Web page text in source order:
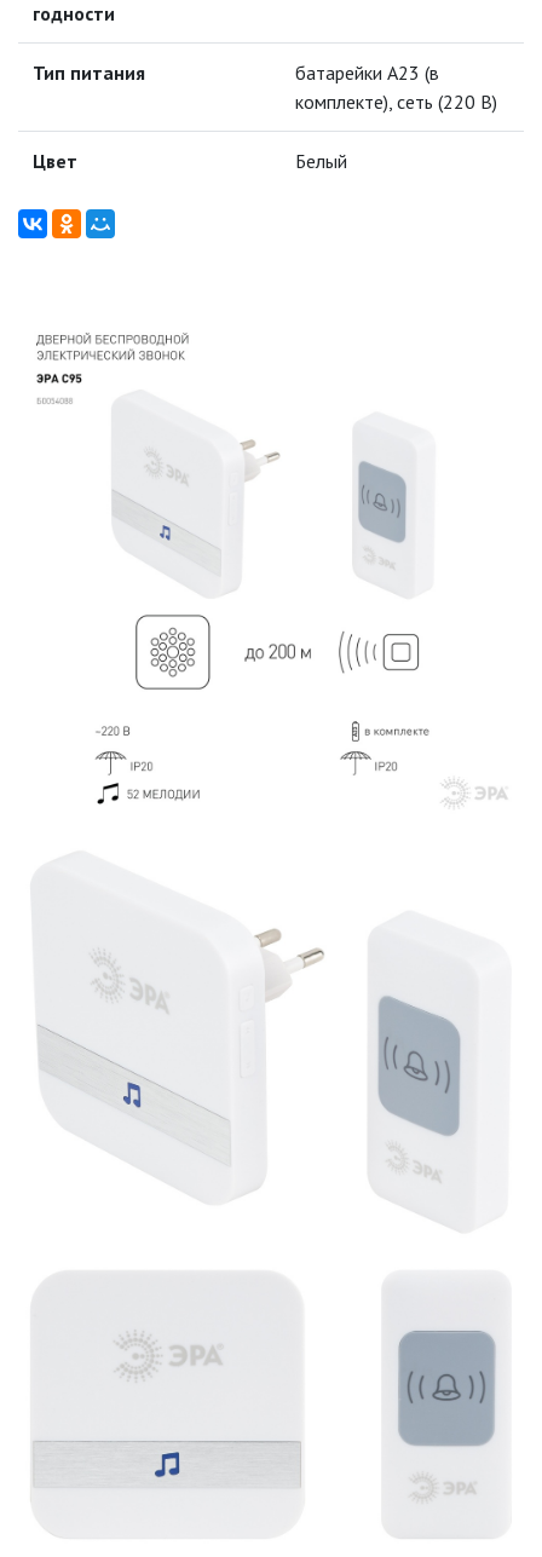
УЛИЧНОЕ ОСВЕЩЕНИЕ НА
СОЛНЕЧНЫХ БАТАРЕЯХ
ЭЛЕКТРОУСТАНОВОЧНЫЕ
ИЗДЕЛИЯ
ЭЛЕМЕНТЫ ПИТАНИЯ
ЗАДАТЬ ВОПРОС
годности
Тип питания
батарейки А23 (в
комплекте), сеть (220 В)
Цвет Белый